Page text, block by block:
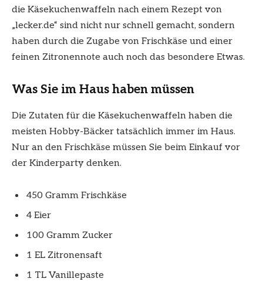
die Käsekuchenwaffeln nach einem Rezept von
„lecker.de“ sind nicht nur schnell gemacht, sondern
haben durch die Zugabe von Frischkäse und einer
feinen Zitronennote auch noch das besondere Etwas.
Was Sie im Haus haben müssen
Die Zutaten für die Käsekuchenwaffeln haben die
meisten Hobby-Bäcker tatsächlich immer im Haus.
Nur an den Frischkäse müssen Sie beim Einkauf vor
der Kinderparty denken.
450 Gramm Frischkäse
4 Eier
100 Gramm Zucker
1 EL Zitronensaft
1 TL Vanillepaste